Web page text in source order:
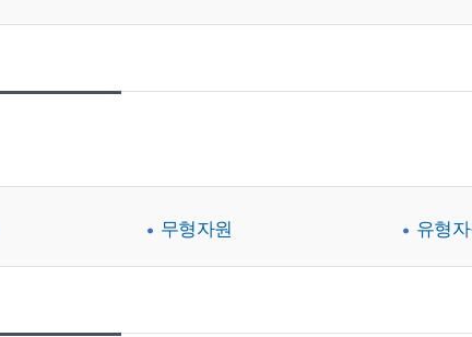
무형자원 유형